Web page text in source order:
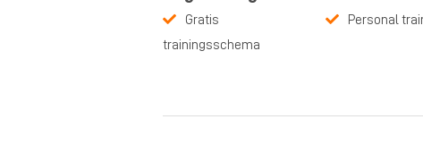
Gratis
trainingsschema
Personal